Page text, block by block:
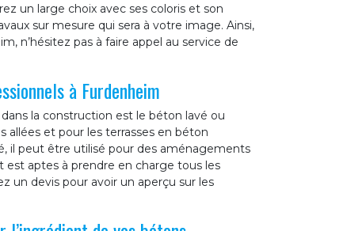
un large choix avec ses coloris et son
sur mesure qui sera à votre image. Ainsi,
n’hésitez pas à faire appel au service de
à Furdenheim
la construction est le béton lavé ou
allées et pour les terrasses en béton
il peut être utilisé pour des aménagements
aptes à prendre en charge tous les
un devis pour avoir un aperçu sur les